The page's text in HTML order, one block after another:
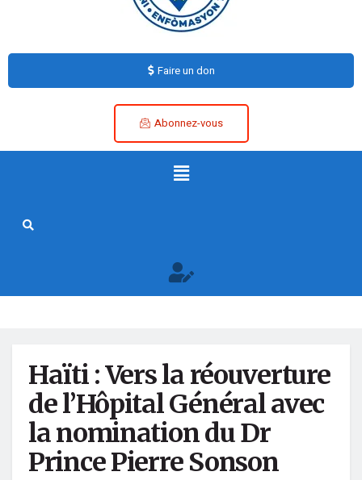
Faire un don
Abonnez-vous
Haïti : Vers la réouverture
de l’Hôpital Général avec
la nomination du Dr
Prince Pierre Sonson